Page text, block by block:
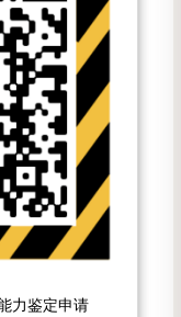
力鉴定申请